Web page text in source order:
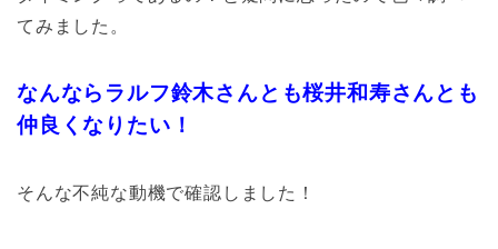
てみました。
なんならラルフ鈴木さんとも桜井和寿さんとも
仲良くなりたい！
そんな不純な動機で確認しました！